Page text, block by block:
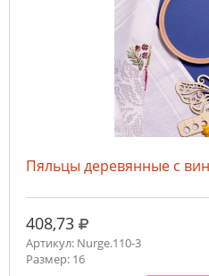
Пяльцы деревянные с
408,73 руб.
Артикул: Nurge.110-3
Размер: 16